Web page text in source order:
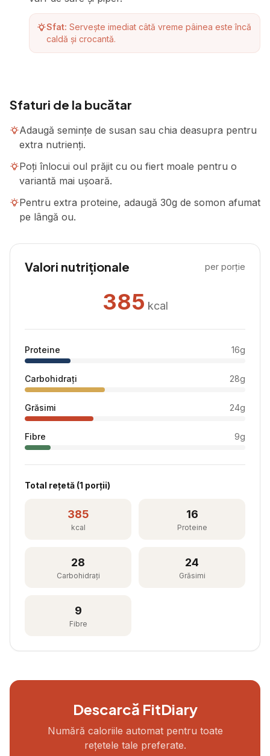
Sfat: Servește imediat câtă vreme pâinea este încă
caldă și crocantă.
Sfaturi de la bucătar
Adaugă semințe de susan sau chia deasupra pentru
extra nutrienți.
Poți înlocui oul prăjit cu ou fiert moale pentru o
variantă mai ușoară.
Pentru extra proteine, adaugă 30g de somon afumat
pe lângă ou.
Valori nutriționale per porție
385 kcal
Proteine 16g
Carbohidrați 28g
Grăsimi 24g
Fibre 9g
Total rețetă (1 porții)
385
kcal
16
Proteine
28
Carbohidrați
24
Grăsimi
9
Fibre
Descarcă FitDiary
Numără caloriile automat pentru toate
rețetele tale preferate.